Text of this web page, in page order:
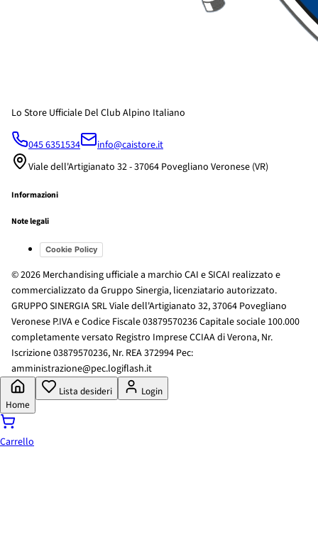
Lo Store Ufficiale Del Club Alpino Italiano
045 6351534
info@caistore.it
Viale dell'Artigianato 32 - 37064 Povegliano Veronese (VR)
Informazioni
Note legali
Cookie Policy
© 2026 Merchandising ufficiale a marchio CAI e SICAI realizzato e
commercializzato da Gruppo Sinergia, licenziatario autorizzato.
GRUPPO SINERGIA SRL Viale dell'Artigianato 32, 37064 Povegliano
Veronese P.IVA e Codice Fiscale 03879570236 Capitale sociale 100.000
completamente versato Registro Imprese CCIAA di Verona, Nr.
Iscrizione 03879570236, Nr. REA 372994 Pec:
amministrazione@pec.logiflash.it
Home
Lista desideri Login
Carrello